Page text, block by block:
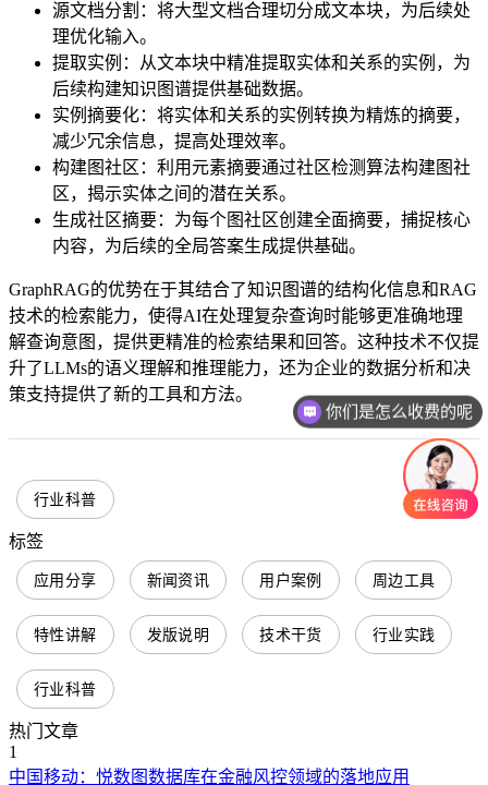
源文档分割：将大型文档合理切分成文本块，为后续处
理优化输入。
提取实例：从文本块中精准提取实体和关系的实例，为
后续构建知识图谱提供基础数据。
实例摘要化：将实体和关系的实例转换为精炼的摘要，
减少冗余信息，提高处理效率。
构建图社区：利用元素摘要通过社区检测算法构建图社
区，揭示实体之间的潜在关系。
生成社区摘要：为每个图社区创建全面摘要，捕捉核心
内容，为后续的全局答案生成提供基础。
GraphRAG的优势在于其结合了知识图谱的结构化信息和RAG
技术的检索能力，使得AI在处理复杂查询时能够更准确地理
解查询意图，提供更精准的检索结果和回答。这种技术不仅提
升了LLMs的语义理解和推理能力，还为企业的数据分析和决
策支持提供了新的工具和方法。
行业科普
标签
应用分享 新闻资讯 用户案例 周边工具
特性讲解 发版说明 技术干货 行业实践
行业科普
热门文章
1
中国移动：悦数图数据库在金融风控领域的落地应用
你们是怎么收费的呢